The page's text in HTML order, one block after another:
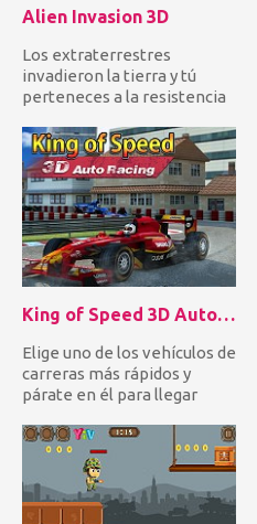
Alien Invasion 3D
Los extraterrestres
invadieron la tierra y tú
perteneces a la resistencia
King of Speed 3D Auto Racing
Elige uno de los vehículos de
carreras más rápidos y
párate en él para llegar